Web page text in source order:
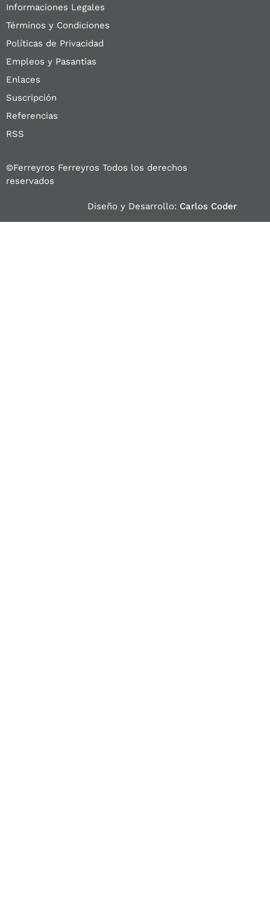
Informaciones Legales
Términos y Condiciones
Políticas de Privacidad
Empleos y Pasantias
Enlaces
Suscripción
Referencias
RSS
©Ferreyros Ferreyros Todos los derechos
reservados
Diseño y Desarrollo: Carlos Coder